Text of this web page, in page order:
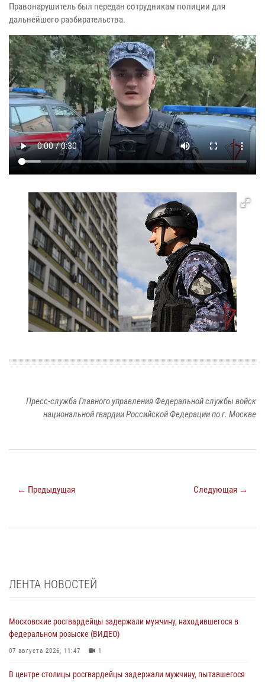
Правонарушитель был передан сотрудникам полиции для
дальнейшего разбирательства.
Пресс-служба Главного управления Федеральной службы войск
национальной гвардии Российской Федерации по г. Москве
← Предыдущая Следующая →
ЛЕНТА НОВОСТЕЙ
Московские росгвардейцы задержали мужчину, находившегося в
федеральном розыске (ВИДЕО)
07 августа 2026, 11:47 1
В центре столицы росгвардейцы задержали мужчину, пытавшегося